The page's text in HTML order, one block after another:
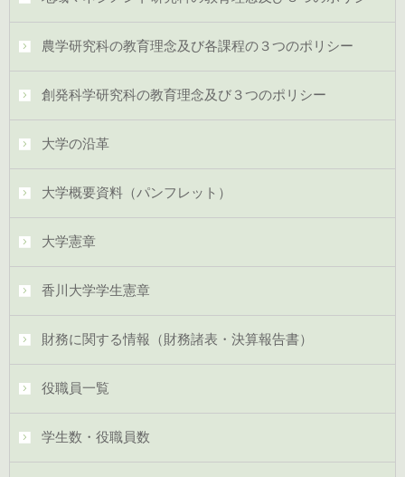
農学研究科の教育理念及び各課程の３つのポリシー
創発科学研究科の教育理念及び３つのポリシー
大学の沿革
大学概要資料（パンフレット）
大学憲章
香川大学学生憲章
財務に関する情報（財務諸表・決算報告書）
役職員一覧
学生数・役職員数